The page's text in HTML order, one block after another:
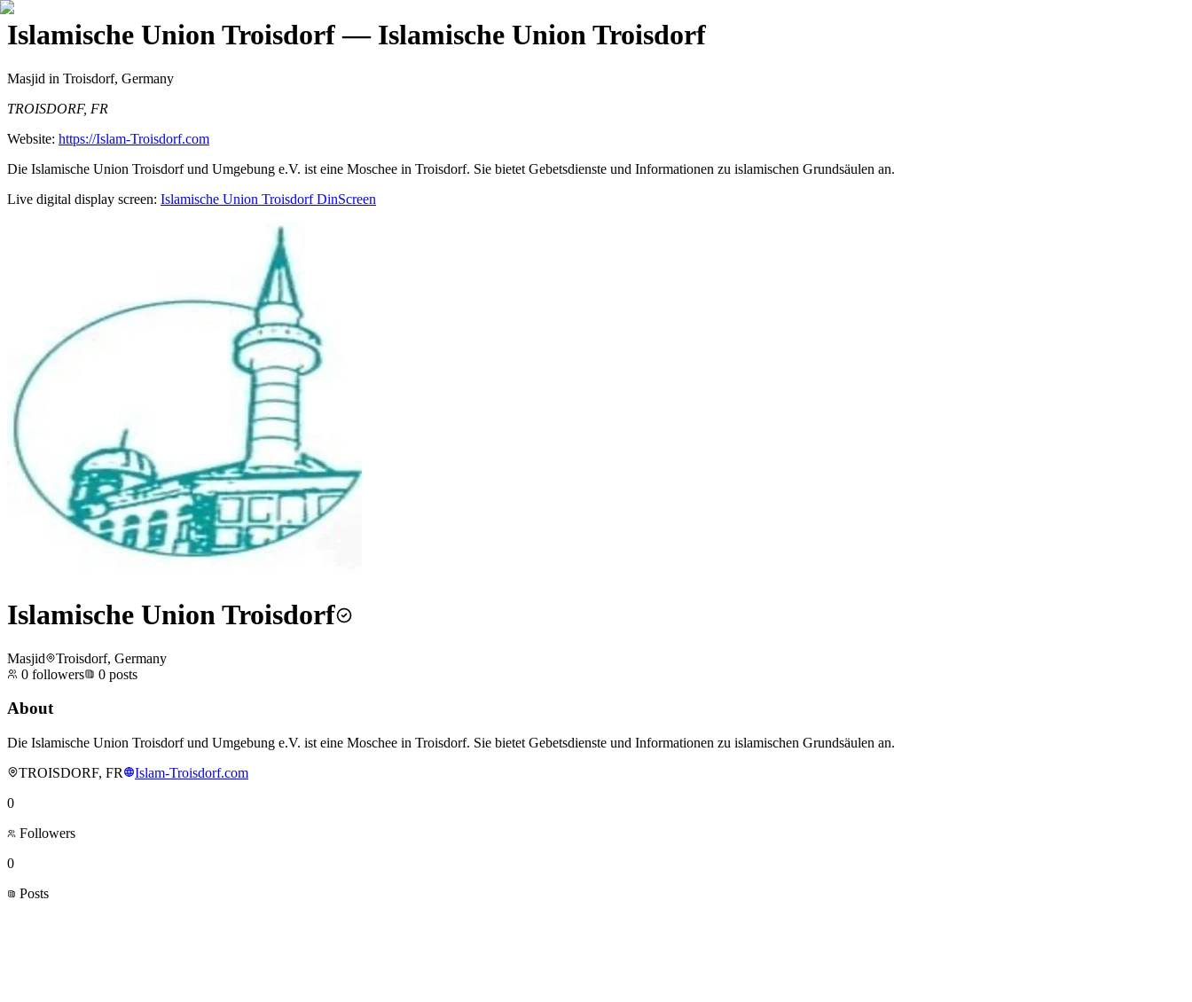
Islamische Union Troisdorf— Islamische Union Troisdorf
Masjid in Troisdorf, Germany
TROISDORF, FR
Website: https://Islam-Troisdorf.com
Die Islamische Union Troisdorf und Umgebung e.V. ist eine Moschee in Troisdorf. Sie bietet Gebetsdienste und Informationen zu islamischen Grundsäulen an.
Live digital display screen: Islamische Union TroisdorfDinScreen
Islamische Union Troisdorf
Masjid
Troisdorf, Germany
0 followers 0 posts
About
Die Islamische Union Troisdorf und Umgebung e.V. ist eine Moschee in Troisdorf. Sie bietet Gebetsdienste und Informationen zu islamischen Grundsäulen an.
TROISDORF, FR
Islam-Troisdorf.com
0
Followers
0
Posts